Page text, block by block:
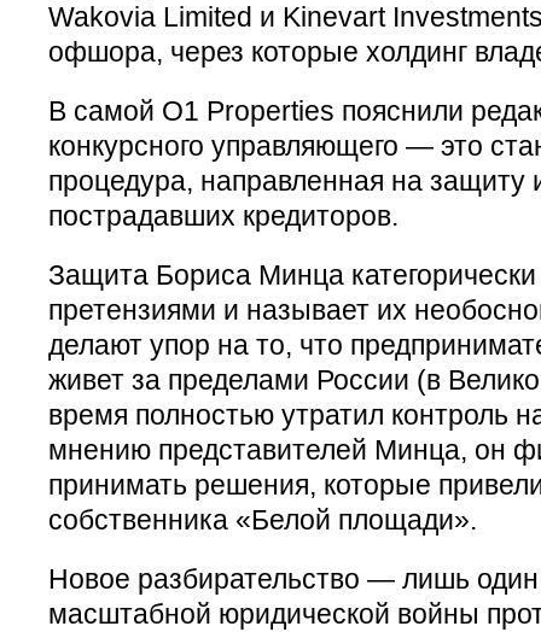
Wakovia Limited и Kinevart
офшора, через которые холдинг
В самой O1 Properties пояснили
конкурсного управляющего — это
процедура, направленная на защиту
пострадавших кредиторов.
Защита Бориса Минца категорически
претензиями и называет их
делают упор на то, что
живет за пределами России (в
время полностью утратил контроль
мнению представителей Минца, он
принимать решения, которые
собственника «Белой площади».
Новое разбирательство — лишь один
масштабной юридической войны